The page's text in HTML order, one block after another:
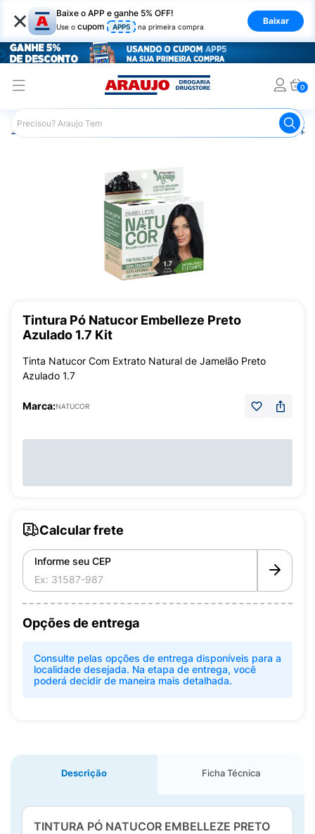
× Baixe o APP e ganhe 5% OFF!
Use o cupom APP5 na primeira compra
Baixar
0
Araujo Cabelo Coloração
Tintura Pó Natucor Embelleze Preto
Azulado 1.7 Kit
Tinta Natucor Com Extrato Natural de Jamelão Preto
Azulado 1.7
Marca:NATUCOR
Calcular frete
Informe seu CEP
Opções de entrega
Consulte pelas opções de entrega disponíveis para a
localidade desejada. Na etapa de entrega, você
poderá decidir de maneira mais detalhada.
Descrição Ficha Técnica
TINTURA PÓ NATUCOR EMBELLEZE PRETO